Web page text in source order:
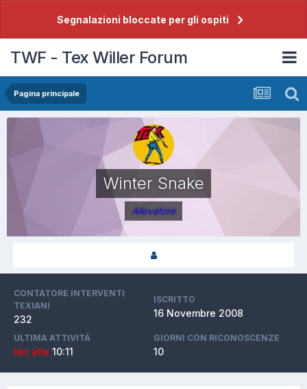
Segnalazioni bloccate per gli ospiti
TWF - Tex Willer Forum
Pagina principale
Winter Snake
Allevatore
CONTATORE INTERVENTI
TEXIANI
232
ISCRITTO
16 Novembre 2008
ULTIMA ATTIVITÀ
Ieri alle 10:11
GIORNI CON RICONOSCENZE
10